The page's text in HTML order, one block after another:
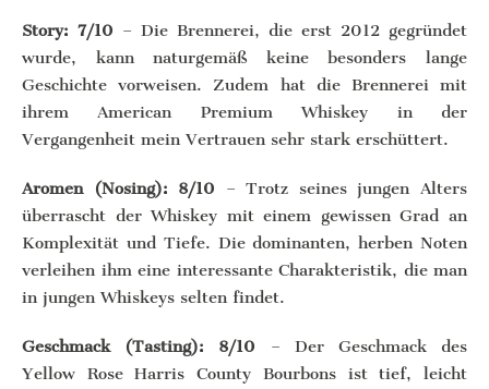
Story: 7/10 – Die Brennerei, die erst 2012 gegründet
wurde, kann naturgemäß keine besonders lange
Geschichte vorweisen. Zudem hat die Brennerei mit
ihrem American Premium Whiskey in der
Vergangenheit mein Vertrauen sehr stark erschüttert.
Aromen (Nosing): 8/10 – Trotz seines jungen Alters
überrascht der Whiskey mit einem gewissen Grad an
Komplexität und Tiefe. Die dominanten, herben Noten
verleihen ihm eine interessante Charakteristik, die man
in jungen Whiskeys selten findet.
Geschmack (Tasting): 8/10 – Der Geschmack des
Yellow Rose Harris County Bourbons ist tief, leicht